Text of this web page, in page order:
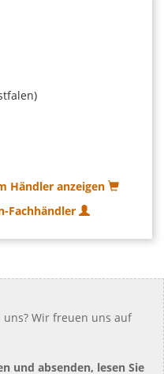
Händler anzeigen
Fachhändler
uns? Wir freuen uns auf
und absenden, lesen Sie